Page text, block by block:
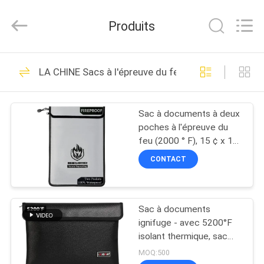
MAISON
PRODUITS
SUJET
NOUS
VISITE
D'USINE
Industrial
Group
Rights
Developed
EVA Hard Cases
68
EVA Storage Case
49
Produits
LA CHINE Sacs à l'épreuve du feu à l'épreuve de
Sac à documents à deux
poches à l'épreuve du
feu (2000 ° F), 15 ¢ x 11
¢ sac à argent à
l'épreuve du feu à
imperméable à l'eau
CONTACT
Sac à documents
ignifuge - avec 5200°F
isolant thermique, sac
ignifuge imperméable à
MOQ:500